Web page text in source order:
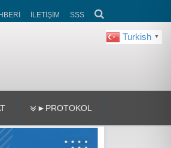
Turkish ▼
İLETİŞİM SSS
►PROTOKOL